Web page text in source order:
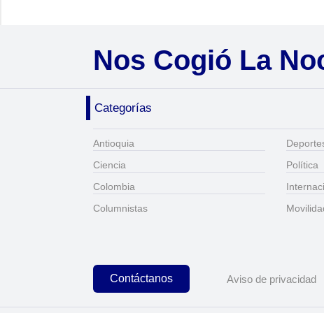
Nos Cogió La
Categorías
Antioquia
Ciencia
Colombia
Columnistas
Política
Contáctanos Aviso de privacidad